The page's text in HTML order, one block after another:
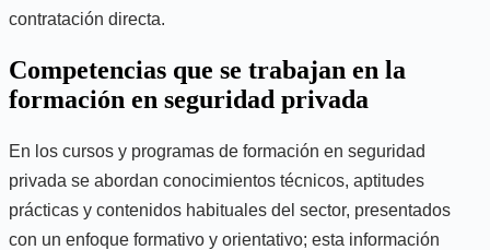
contratación directa.
Competencias que se trabajan en la
formación en seguridad privada
En los cursos y programas de formación en seguridad
privada se abordan conocimientos técnicos, aptitudes
prácticas y contenidos habituales del sector, presentados
con un enfoque formativo y orientativo; esta información